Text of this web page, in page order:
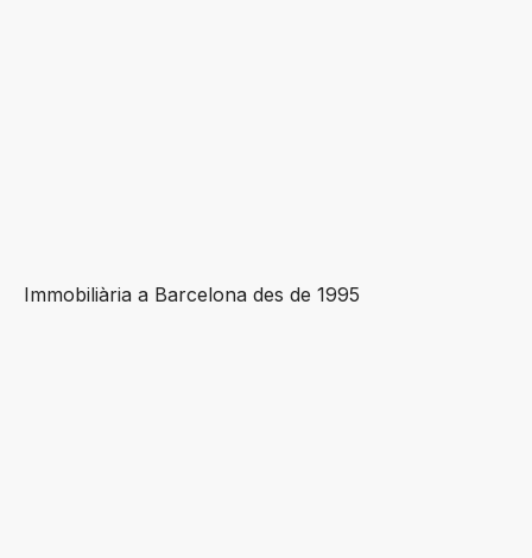
Immobiliària a Barcelona des de 1995